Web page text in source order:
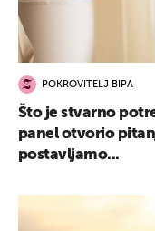
POKROVITELJ BIPA
Što je stvarno
panel otvorio
postavljamo...